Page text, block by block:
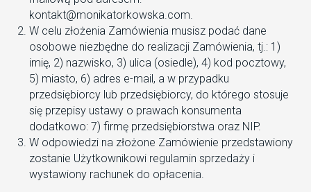
kontakt@monikatorkowska.com.
W celu złożenia Zamówienia musisz podać dane
osobowe niezbędne do realizacji Zamówienia, tj.: 1)
imię, 2) nazwisko, 3) ulica (osiedle), 4) kod pocztowy,
5) miasto, 6) adres e-mail, a w przypadku
przedsiębiorcy lub przedsiębiorcy, do którego stosuje
się przepisy ustawy o prawach konsumenta
dodatkowo: 7) firmę przedsiębiorstwa oraz NIP.
W odpowiedzi na złożone Zamówienie przedstawiony
zostanie Użytkownikowi regulamin sprzedaży i
wystawiony rachunek do opłacenia.